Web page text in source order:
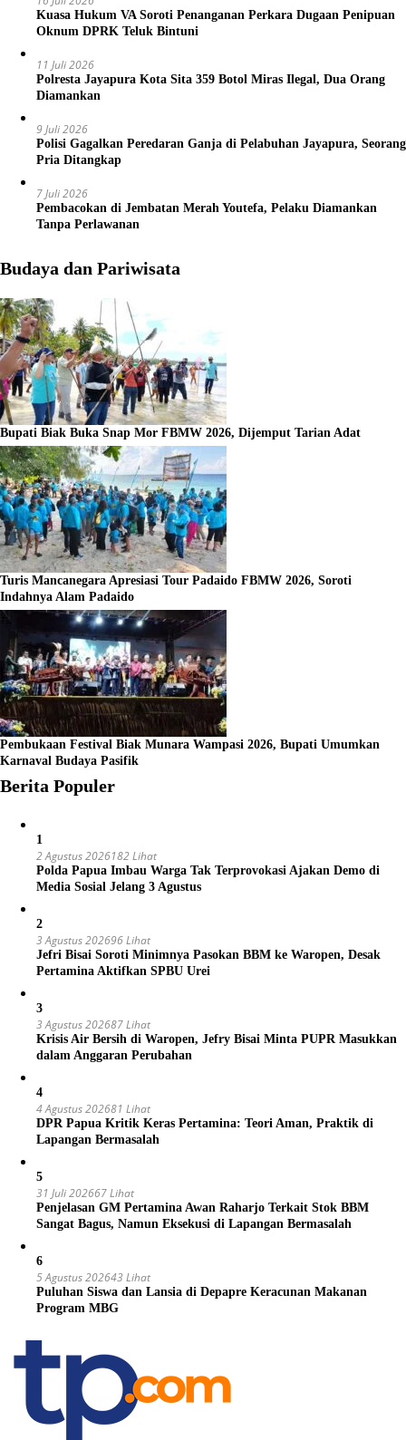
Kuasa Hukum VA Soroti Penanganan Perkara Dugaan Penipuan
Oknum DPRK Teluk Bintuni
11 Juli 2026
Polresta Jayapura Kota Sita 359 Botol Miras Ilegal, Dua Orang
Diamankan
9 Juli 2026
Polisi Gagalkan Peredaran Ganja di Pelabuhan Jayapura, Seorang
Pria Ditangkap
7 Juli 2026
Pembacokan di Jembatan Merah Youtefa, Pelaku Diamankan
Tanpa Perlawanan
Budaya dan Pariwisata
Bupati Biak Buka Snap Mor FBMW 2026, Dijemput Tarian Adat
Turis Mancanegara Apresiasi Tour Padaido FBMW 2026, Soroti
Indahnya Alam Padaido
Pembukaan Festival Biak Munara Wampasi 2026, Bupati Umumkan
Karnaval Budaya Pasifik
Berita Populer
1
2 Agustus 2026182 Lihat
Polda Papua Imbau Warga Tak Terprovokasi Ajakan Demo di
Media Sosial Jelang 3 Agustus
2
3 Agustus 202696 Lihat
Jefri Bisai Soroti Minimnya Pasokan BBM ke Waropen, Desak
Pertamina Aktifkan SPBU Urei
3
3 Agustus 202687 Lihat
Krisis Air Bersih di Waropen, Jefry Bisai Minta PUPR Masukkan
dalam Anggaran Perubahan
4
4 Agustus 202681 Lihat
DPR Papua Kritik Keras Pertamina: Teori Aman, Praktik di
Lapangan Bermasalah
5
31 Juli 202667 Lihat
Penjelasan GM Pertamina Awan Raharjo Terkait Stok BBM
Sangat Bagus, Namun Eksekusi di Lapangan Bermasalah
6
5 Agustus 202643 Lihat
Puluhan Siswa dan Lansia di Depapre Keracunan Makanan
Program MBG